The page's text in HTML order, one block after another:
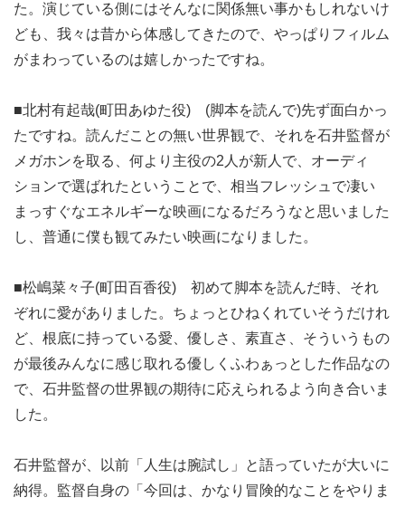
た。演じている側にはそんなに関係無い事かもしれないけ
ども、我々は昔から体感してきたので、やっぱりフィルム
がまわっているのは嬉しかったですね。
■北村有起哉(町田あゆた役) (脚本を読んで)先ず面白かっ
たですね。読んだことの無い世界観で、それを石井監督が
メガホンを取る、何より主役の2人が新人で、オーディ
ションで選ばれたということで、相当フレッシュで凄い
まっすぐなエネルギーな映画になるだろうなと思いました
し、普通に僕も観てみたい映画になりました。
■松嶋菜々子(町田百香役) 初めて脚本を読んだ時、それ
ぞれに愛がありました。ちょっとひねくれていそうだけれ
ど、根底に持っている愛、優しさ、素直さ、そういうもの
が最後みんなに感じ取れる優しくふわぁっとした作品なの
で、石井監督の世界観の期待に応えられるよう向き合いま
した。
石井監督が、以前「人生は腕試し」と語っていたが大いに
納得。監督自身の「今回は、かなり冒険的なことをやりま